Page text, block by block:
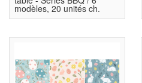
modèles, 20 unités ch.